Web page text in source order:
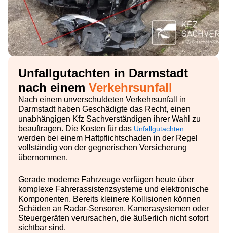
Unfallgutachten in Darmstadt
nach einem Verkehrsunfall
Nach einem unverschuldeten Verkehrsunfall in
Darmstadt haben Geschädigte das Recht, einen
unabhängigen Kfz Sachverständigen ihrer Wahl zu
beauftragen. Die Kosten für das Unfallgutachten
werden bei einem Haftpflichtschaden in der Regel
vollständig von der gegnerischen Versicherung
übernommen.
Gerade moderne Fahrzeuge verfügen heute über
komplexe Fahrerassistenzsysteme und elektronische
Komponenten. Bereits kleinere Kollisionen können
Schäden an Radar-Sensoren, Kamerasystemen oder
Steuergeräten verursachen, die äußerlich nicht sofort
sichtbar sind.